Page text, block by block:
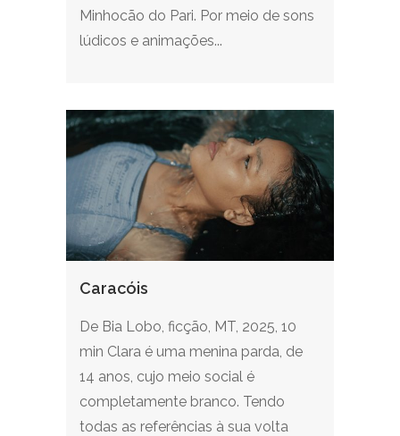
Minhocão do Pari. Por meio de sons
lúdicos e animações...
Caracóis
De Bia Lobo, ficção, MT, 2025, 10
min Clara é uma menina parda, de
14 anos, cujo meio social é
completamente branco. Tendo
todas as referências à sua volta